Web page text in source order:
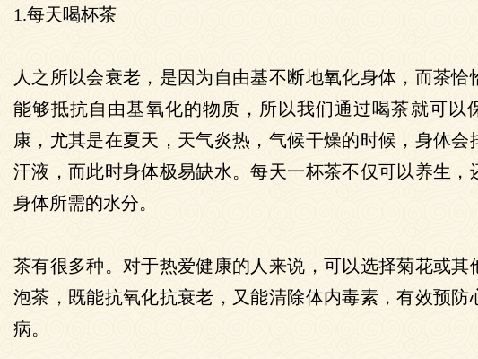
1.每天喝杯茶
人之所以会衰老，是因为自由基不断地氧化身体，而茶恰
能够抵抗自由基氧化的物质，所以我们通过喝茶就可以
康，尤其是在夏天，天气炎热，气候干燥的时候，身体会
汗液，而此时身体极易缺水。每天一杯茶不仅可以养生，
身体所需的水分。
茶有很多种。对于热爱健康的人来说，可以选择菊花或其
泡茶，既能抗氧化抗衰老，又能清除体内毒素，有效预防
病。